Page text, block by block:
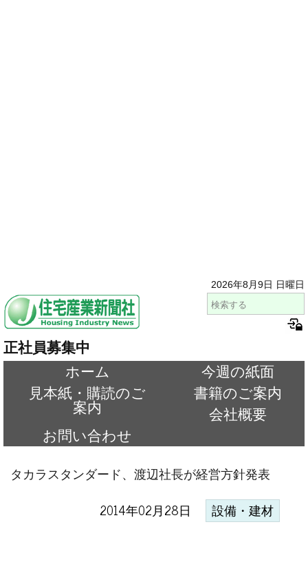
2026年8月9日 日曜日
正社員募集中
ホーム
今週の紙面
見本紙・購読のご
案内
書籍のご案内
会社概要
お問い合わせ
タカラスタンダード、渡辺社長が経営方針発表
2014年02月28日 設備・建材